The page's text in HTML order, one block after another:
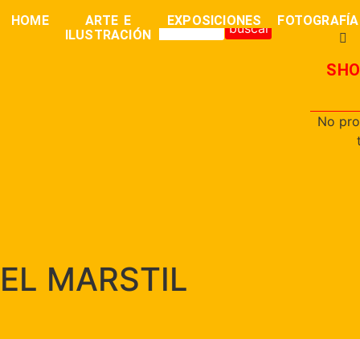
HOME
ARTE E
ILUSTRACIÓN
EXPOSICIONES FOTOGRAFÍA
buscar
0,00€
No
EL MARSTIL